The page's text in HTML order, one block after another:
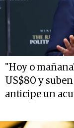
"Hoy o
US$80 y
anticipe un